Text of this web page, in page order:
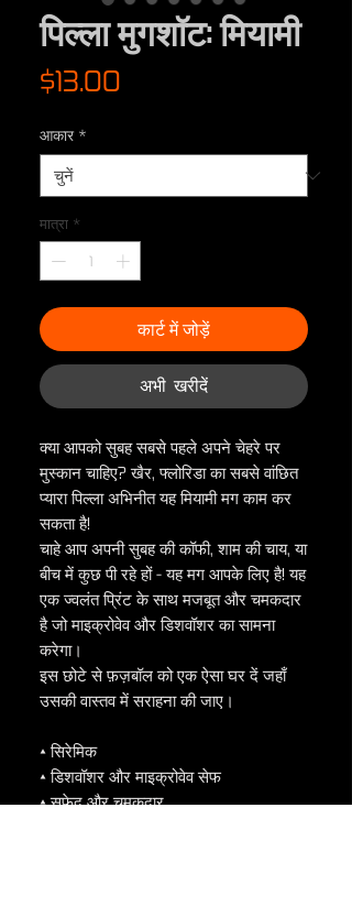
पिल्ला मुगशॉट: मियामी
$13.00
आकार *
मात्रा *
कार्ट में जोड़ें
अभी खरीदें
क्या आपको सुबह सबसे पहले अपने चेहरे पर
मुस्कान चाहिए? खैर, फ्लोरिडा का सबसे वांछित
प्यारा पिल्ला अभिनीत यह मियामी मग काम कर
सकता है!
चाहे आप अपनी सुबह की कॉफी, शाम की चाय, या
बीच में कुछ पी रहे हों - यह मग आपके लिए है! यह
एक ज्वलंत प्रिंट के साथ मजबूत और चमकदार
है जो माइक्रोवेव और डिशवॉशर का सामना
करेगा।
इस छोटे से फ़ज़बॉल को एक ऐसा घर दें जहाँ
उसकी वास्तव में सराहना की जाए।
• सिरेमिक
• डिशवॉशर और माइक्रोवेव सेफ
• सफेद और चमकदार